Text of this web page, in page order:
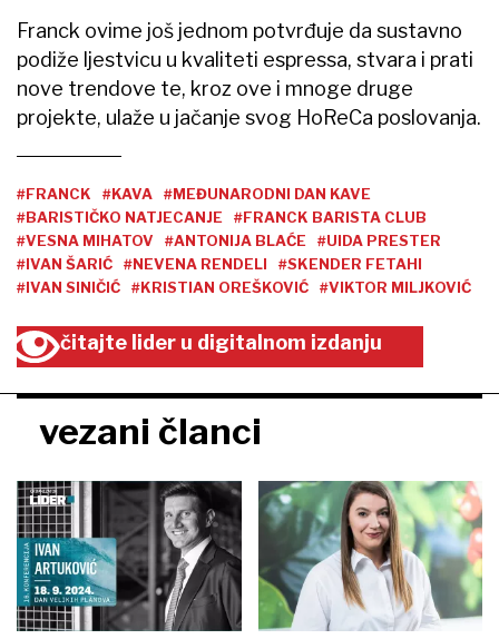
Franck ovime još jednom potvrđuje da sustavno
podiže ljestvicu u kvaliteti espressa, stvara i prati
nove trendove te, kroz ove i mnoge druge
projekte, ulaže u jačanje svog HoReCa poslovanja.
#FRANCK #KAVA
#MEĐUNARODNI DAN KAVE
#BARISTIČKO NATJECANJE
#FRANCK BARISTA CLUB
#VESNA MIHATOV
#ANTONIJA BLAĆE
#UIDA PRESTER
#IVAN ŠARIĆ
#NEVENA RENDELI
#SKENDER FETAHI
#IVAN SINIČIĆ
#KRISTIAN OREŠKOVIĆ #VIKTOR MILJKOVIĆ
čitajte lider u digitalnom izdanju
vezani članci